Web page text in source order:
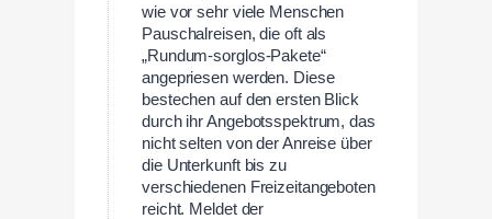
wie vor sehr viele Menschen
Pauschalreisen, die oft als
„Rundum-sorglos-Pakete“
angepriesen werden. Diese
bestechen auf den ersten Blick
durch ihr Angebotsspektrum, das
nicht selten von der Anreise über
die Unterkunft bis zu
verschiedenen Freizeitangeboten
reicht. Meldet der